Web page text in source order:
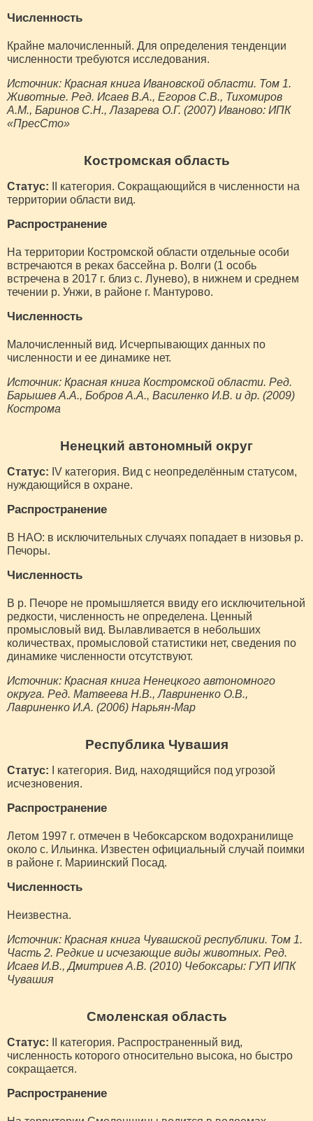
Численность
Крайне малочисленный. Для определения тенденции
численности требуются исследования.
Источник: Красная книга Ивановской области. Том 1.
Животные. Ред. Исаев В.А., Егоров С.В., Тихомиров
A.M., Баринов С.Н., Лазарева О.Г. (2007) Иваново: ИПК
«ПресСто»
Костромская область
Статус: II категория. Сокращающийся в численности на
территории области вид.
Распространение
На территории Костромской области отдельные особи
встречаются в реках бассейна р. Волги (1 особь
встречена в 2017 г. близ с. Лунево), в нижнем и среднем
течении р. Унжи, в районе г. Мантурово.
Численность
Малочисленный вид. Исчерпывающих данных по
численности и ее динамике нет.
Источник: Красная книга Костромской области. Ред.
Барышев А.А., Бобров А.А., Василенко И.В. и др. (2009)
Кострома
Ненецкий автономный округ
Статус: IV категория. Вид с неопределённым статусом,
нуждающийся в охране.
Распространение
В НАО: в исключительных случаях попадает в низовья р.
Печоры.
Численность
В р. Печоре не промышляется ввиду его исключительной
редкости, численность не определена. Ценный
промысловый вид. Вылавливается в небольших
количествах, промысловой статистики нет, сведения по
динамике численности отсутствуют.
Источник: Красная книга Ненецкого автономного
округа. Ред. Матвеева Н.В., Лавриненко О.В.,
Лавриненко И.А. (2006) Нарьян-Мар
Республика Чувашия
Статус: I категория. Вид, находящийся под угрозой
исчезновения.
Распространение
Летом 1997 г. отмечен в Чебоксарском водохранилище
около с. Ильинка. Известен официальный случай поимки
в районе г. Мариинский Посад.
Численность
Неизвестна.
Источник: Красная книга Чувашской республики. Том 1.
Часть 2. Редкие и исчезающие виды животных. Ред.
Исаев И.В., Дмитриев А.В. (2010) Чебоксары: ГУП ИПК
Чувашия
Смоленская область
Статус: II категория. Распространенный вид,
численность которого относительно высока, но быстро
сокращается.
Распространение